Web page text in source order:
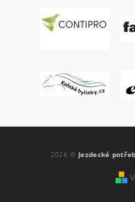
2026 © Jezdecké